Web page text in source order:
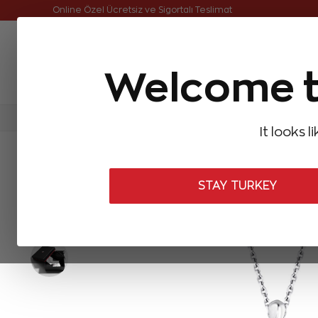
Welcome
It looks
STAY TURKEY
Online Özel Ücretsiz ve Sigortalı Teslimat
Aynı Gün Kargo Çok Satanlar